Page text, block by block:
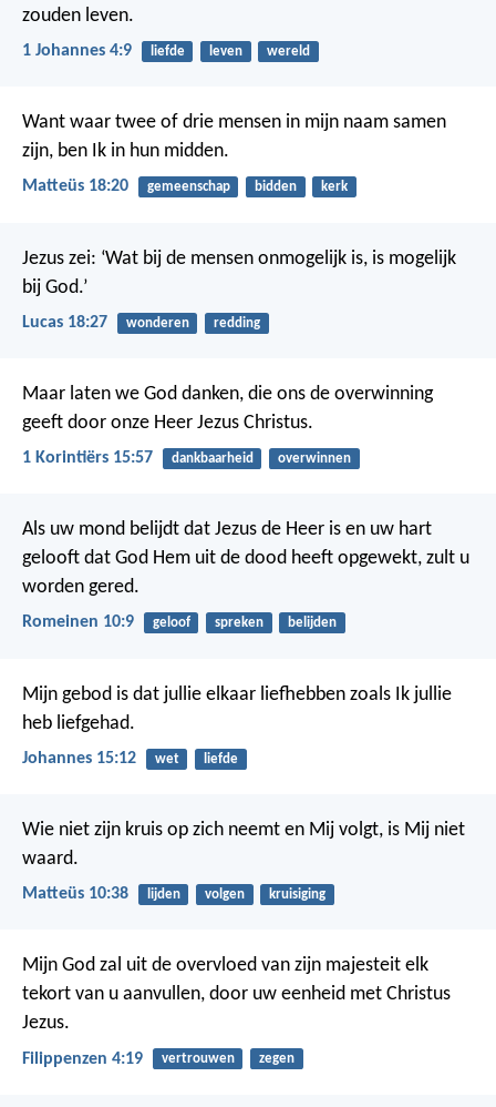
zouden leven.
1 Johannes 4:9 liefde leven wereld
Want waar twee of drie mensen in mijn naam samen
zijn, ben Ik in hun midden.
Matteüs 18:20 gemeenschap bidden kerk
Jezus zei: ‘Wat bij de mensen onmogelijk is, is mogelijk
bij God.’
Lucas 18:27 wonderen redding
Maar laten we God danken, die ons de overwinning
geeft door onze Heer Jezus Christus.
1 Korintiërs 15:57 dankbaarheid overwinnen
Als uw mond belijdt dat Jezus de Heer is en uw hart
gelooft dat God Hem uit de dood heeft opgewekt, zult u
worden gered.
Romeinen 10:9 geloof spreken belijden
Mijn gebod is dat jullie elkaar liefhebben zoals Ik jullie
heb liefgehad.
Johannes 15:12 wet liefde
Wie niet zijn kruis op zich neemt en Mij volgt, is Mij niet
waard.
Matteüs 10:38 lijden volgen kruisiging
Mijn God zal uit de overvloed van zijn majesteit elk
tekort van u aanvullen, door uw eenheid met Christus
Jezus.
Filippenzen 4:19 vertrouwen zegen